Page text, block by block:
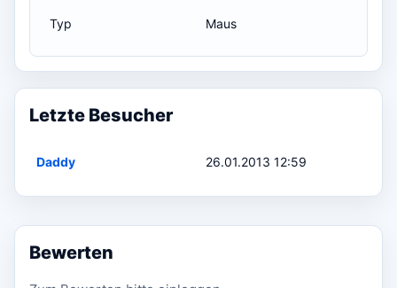
Typ Maus
Letzte Besucher
Daddy 26.01.2013 12:59
Bewerten